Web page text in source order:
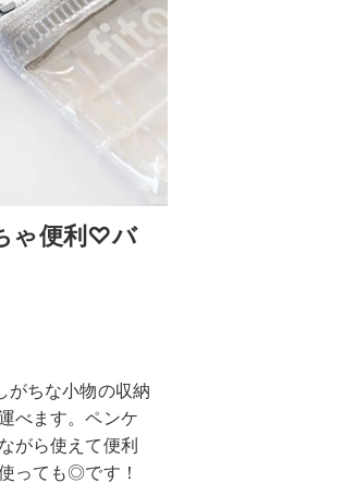
ゃ便利♡バ
がちな小物の収納
べます。ペンケ
がら使えて便利
っても◎です！